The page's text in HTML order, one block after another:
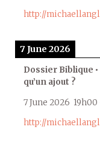
http://
7 June 2026
Dossier Biblique
qu’un ajout ?
7 June 2026 19h00
http://